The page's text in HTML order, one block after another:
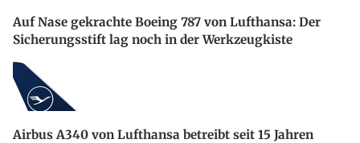
Auf Nase gekrachte Boeing 787 von Lufthansa: Der
Sicherungsstift lag noch in der Werkzeugkiste
Airbus A340 von Lufthansa betreibt seit 15 Jahren